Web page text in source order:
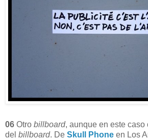
06 Otro billboard, aunque en este caso
del billboard. De Skull Phone en Los